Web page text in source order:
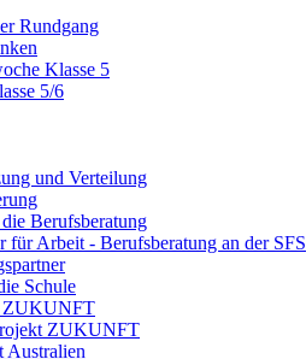
Rundgang
Klasse 5
5/6
und Verteilung
Berufsberatung
für Arbeit - Berufsberatung an der SFS
Schule
ZUKUNFT
ZUKUNFT
Australien